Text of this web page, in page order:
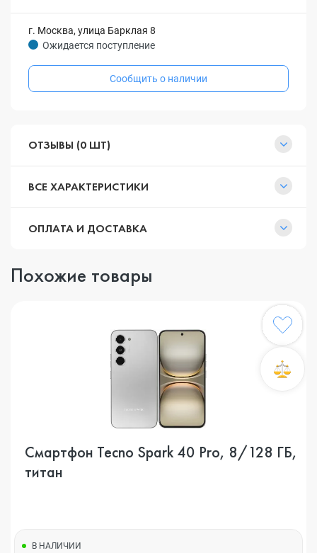
г. Москва, улица Барклая 8
Ожидается поступление
Сообщить о наличии
ОТЗЫВЫ (0 ШТ)
ВСЕ ХАРАКТЕРИСТИКИ
ОПЛАТА И ДОСТАВКА
Похожие товары
Смартфон Tecno Spark 40 Pro, 8/128 ГБ,
титан
В НАЛИЧИИ